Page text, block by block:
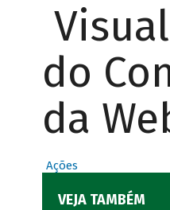
do
da
Ações
VEJA TAMBÉM